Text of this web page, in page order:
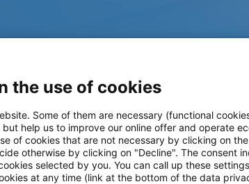
the use of cookies
Some of them are necessary (functional
help us to improve our online offer and operate
of cookies that are not necessary by clicking on
otherwise by clicking on "Decline". The consent
selected by you. You can call up these
at any time (link at the bottom of the data